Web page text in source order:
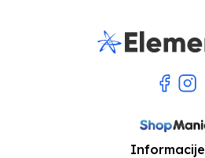
Informacije